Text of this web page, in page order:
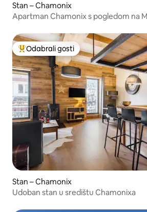
Stan – Chamonix
Apartman Chamonix s pogledom na
Među najviše rangiranima s oznakom
Odabrali gosti
Stan – Chamonix
Udoban stan u središtu Chamonixa